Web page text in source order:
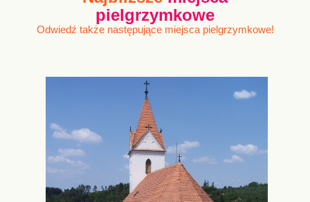
pielgrzymkowe
Odwiedź także następujące miejsca pielgrzymkowe!